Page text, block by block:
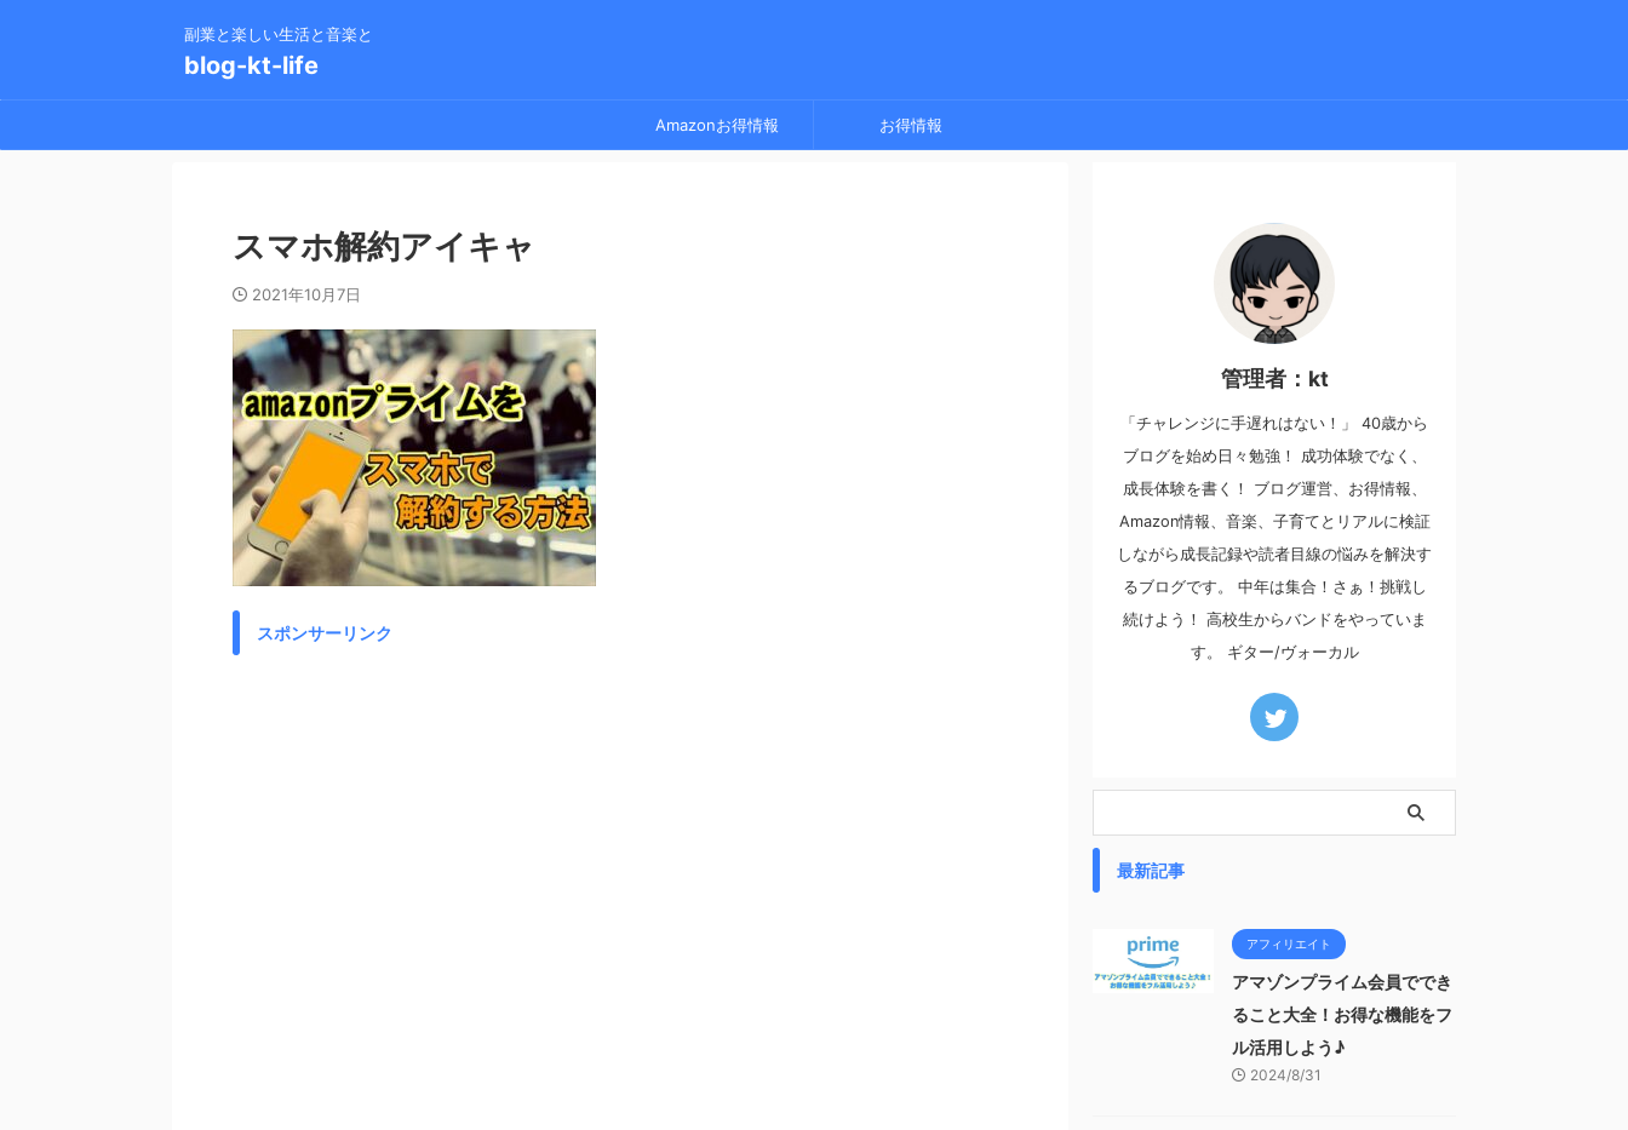
副業と楽しい生活と音楽と
blog-kt-life
Amazonお得情報 お得情報
スマホ解約アイキャ
2021年10月7日
スポンサーリンク
管理者：kt
「チャレンジに手遅れはない！」 40歳から
ブログを始め日々勉強！ 成功体験でなく、
成長体験を書く！ ブログ運営、お得情報、
Amazon情報、音楽、子育てとリアルに検証
しながら成長記録や読者目線の悩みを解決す
るブログです。 中年は集合！さぁ！挑戦し
続けよう！ 高校生からバンドをやっていま
す。 ギター/ヴォーカル
最新記事
アフィリエイト
アマゾンプライム会員ででき
ること大全！お得な機能をフ
ル活用しよう♪
2024/8/31